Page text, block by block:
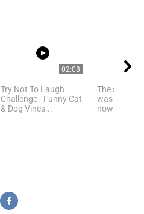
02:08
Try Not To Laugh
Challenge - Funny Cat
& Dog Vines...
The same
was
now shows